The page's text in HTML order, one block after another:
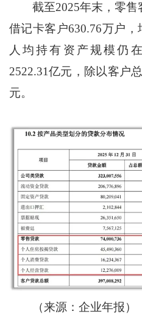
截至2025年末，零售
借记卡客户630.76万户
人均持有资产规模仍
2522.31亿元，除以客户
元。
（来源：企业年报）